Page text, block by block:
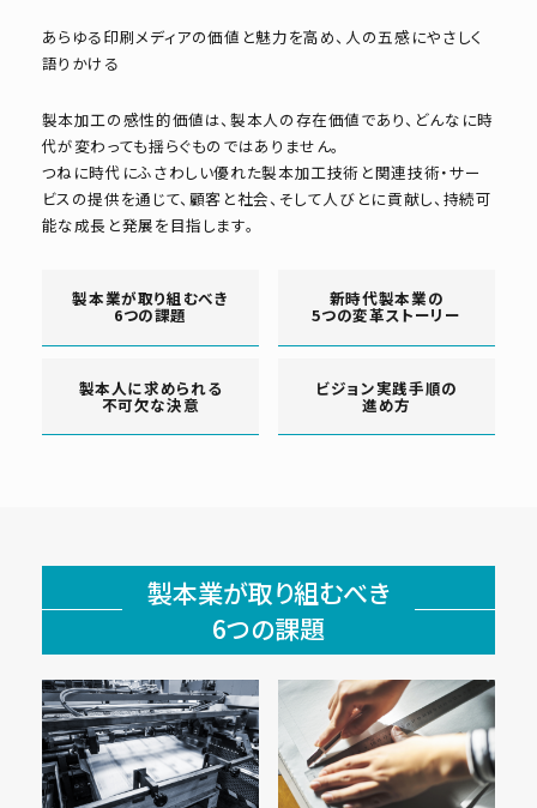
あらゆる印刷メディアの価値と魅力を高め、人の五感にやさしく
語りかける
製本加工の感性的価値は、製本人の存在価値であり、どんなに時
代が変わっても揺らぐものではありません。
つねに時代にふさわしい優れた製本加工技術と関連技術・サー
ビスの提供を通じて、顧客と社会、そして人びとに貢献し、持続可
能な成長と発展を目指します。
製本業が取り組むべき
6つの課題
新時代製本業の
5つの変革ストーリー
製本人に求められる
不可欠な決意
ビジョン実践手順の
進め方
製本業が取り組むべき
6つの課題